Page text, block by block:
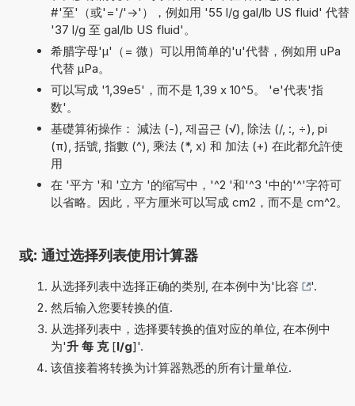
#'至'（或'='/'->'），例如用 '55 l/g gal/lb US fluid' 代替
'37 l/g 至 gal/lb US fluid'。
希腊字母'µ'（= 微）可以用简单的'u'代替，例如用 uPa
代替 µPa。
可以写成 '1,39e5'，而不是 1,39 x 10^5。 'e'代表'指
数'。
基礎算術操作： 減法 (-), 제곱근 (√), 除法 (/, :, ÷), pi
(π), 括號, 指數 (^), 乘法 (*, x) 和 加法 (+) 在此都允許使
用
在 '平方 '和 '立方 '的缩写中，'^2 '和'^3 '中的'^'字符可
以省略。因此，平方厘米可以写成 cm2，而不是 cm^2。
或: 通过选择列表使用计算器
从选择列表中选择正确的类别, 在本例中为'比容
'.
然后输入您要转换的值.
从选择列表中，选择要转换的值对应的单位, 在本例中
为'升 每 克[l/g]'.
该值接着将转换为计算器熟悉的所有计量单位.